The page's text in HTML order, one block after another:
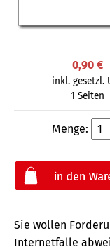
0,90 €
inkl. gesetzl.
1 Seiten
Menge:
Sie wollen
Internetfalle